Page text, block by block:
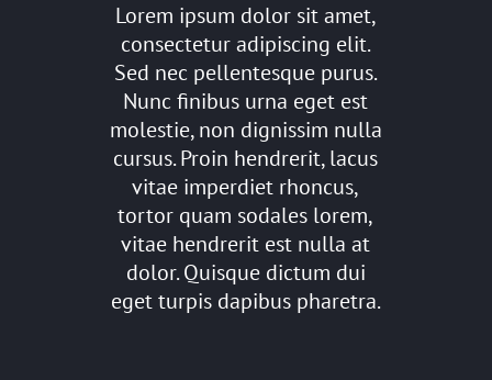
Lorem ipsum dolor sit amet,
consectetur adipiscing elit.
Sed nec pellentesque purus.
Nunc finibus urna eget est
molestie, non dignissim nulla
cursus. Proin hendrerit, lacus
vitae imperdiet rhoncus,
tortor quam sodales lorem,
vitae hendrerit est nulla at
dolor. Quisque dictum dui
eget turpis dapibus pharetra.